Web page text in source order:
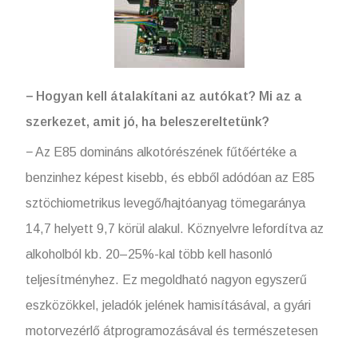
− Hogyan kell átalakítani az autókat? Mi az a
szerkezet, amit jó, ha beleszereltetünk?
− Az E85 domináns alkotórészének fűtőértéke a
benzinhez képest kisebb, és ebből adódóan az E85
sztöchiometrikus levegő/hajtóanyag tömegaránya
14,7 helyett 9,7 körül alakul. Köznyelvre lefordítva az
alkoholból kb. 20–25%-kal több kell hasonló
teljesítményhez. Ez megoldható nagyon egyszerű
eszközökkel, jeladók jelének hamisításával, a gyári
motorvezérlő átprogramozásával és természetesen